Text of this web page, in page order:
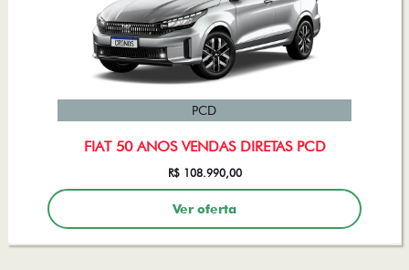
FIAT 50 ANOS VENDAS DIRETAS PCD
PCD
R$ 108.990,00
Ver oferta